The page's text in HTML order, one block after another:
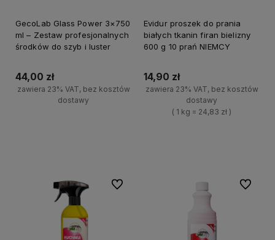
GecoLab Glass Power 3×750
ml – Zestaw profesjonalnych
środków do szyb i luster
44,00 zł
zawiera 23% VAT, bez kosztów
dostawy
Evidur proszek do prania
białych tkanin firan bielizny
600 g 10 prań NIEMCY
14,90 zł
zawiera 23% VAT, bez kosztów
dostawy
( 1 kg = 24,83 zł )
Do ulubionych Do